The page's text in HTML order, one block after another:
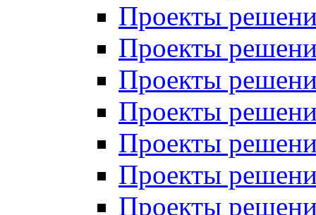
Проекты
Проекты
Проекты
Проекты
Проекты
Проекты
Проекты